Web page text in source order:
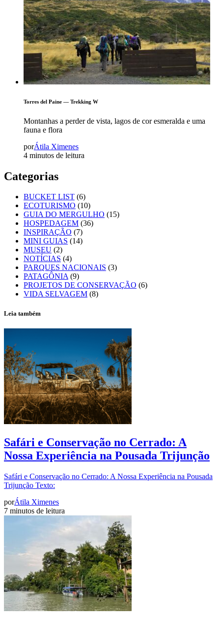
Torres del Paine — Trekking W
Montanhas a perder de vista, lagos de cor esmeralda e uma
fauna e flora
porÁtila Ximenes
4 minutos de leitura
Categorias
BUCKET LIST (6)
ECOTURISMO (10)
GUIA DO MERGULHO (15)
HOSPEDAGEM (36)
INSPIRAÇÃO (7)
MINI GUIAS (14)
MUSEU (2)
NOTÍCIAS (4)
PARQUES NACIONAIS (3)
PATAGÔNIA(9)
PROJETOS DE CONSERVAÇÃO (6)
VIDA SELVAGEM (8)
Leia também
Safári e Conservação no Cerrado: A
Nossa Experiência na Pousada Trijunção
Safári e Conservação no Cerrado: A Nossa Experiência na Pousada
Trijunção Texto:
porÁtila Ximenes
7 minutos de leitura